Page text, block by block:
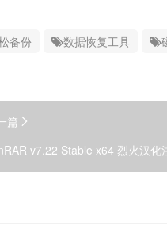
备份 数据恢复工具
篇
v7.22 Stable x64 烈火汉化